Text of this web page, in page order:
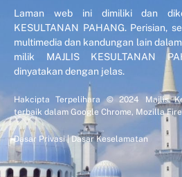
Laman web ini dimiliki dan
KESULTANAN PAHANG. Perisian,
multimedia dan kandungan lain
milik MAJLIS KESULTANAN
dinyatakan dengan jelas.
Hakcipta Terpelihara © 2024 Majlis
terbaik dalam Google Chrome, Mozilla
Dasar Privasi|Dasar Keselamatan